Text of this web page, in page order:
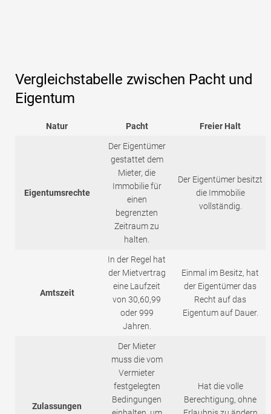
Vergleichstabelle zwischen Pacht und
Eigentum
Natur Pacht Freier Halt
Eigentumsrechte
Der Eigentümer
gestattet dem
Mieter, die
Immobilie für
einen
begrenzten
Zeitraum zu
halten.
Der Eigentümer besitzt
die Immobilie
vollständig.
Amtszeit
In der Regel hat
der Mietvertrag
eine Laufzeit
von 30,60,99
oder 999
Jahren.
Einmal im Besitz, hat
der Eigentümer das
Recht auf das
Eigentum auf Dauer.
Zulassungen
Der Mieter
muss die vom
Vermieter
festgelegten
Bedingungen
Hat die volle
Berechtigung, ohne